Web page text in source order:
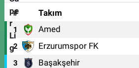
# Takım
1 Amed
2 Erzurumspor FK
3 Başakşehir